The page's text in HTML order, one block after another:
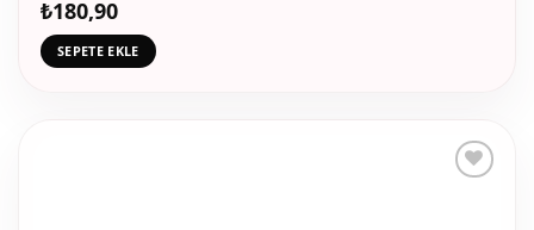
₺180,90
SEPETE EKLE